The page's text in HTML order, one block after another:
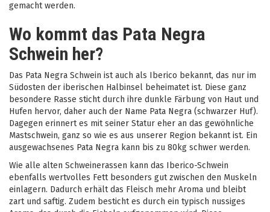
gemacht werden.
Wo kommt das Pata Negra
Schwein her?
Das Pata Negra Schwein ist auch als Iberico bekannt, das nur im
Südosten der iberischen Halbinsel beheimatet ist. Diese ganz
besondere Rasse sticht durch ihre dunkle Färbung von Haut und
Hufen hervor, daher auch der Name Pata Negra (schwarzer Huf).
Dagegen erinnert es mit seiner Statur eher an das gewöhnliche
Mastschwein, ganz so wie es aus unserer Region bekannt ist. Ein
ausgewachsenes Pata Negra kann bis zu 80kg schwer werden.
Wie alle alten Schweinerassen kann das Iberico-Schwein
ebenfalls wertvolles Fett besonders gut zwischen den Muskeln
einlagern. Dadurch erhält das Fleisch mehr Aroma und bleibt
zart und saftig. Zudem besticht es durch ein typisch nussiges